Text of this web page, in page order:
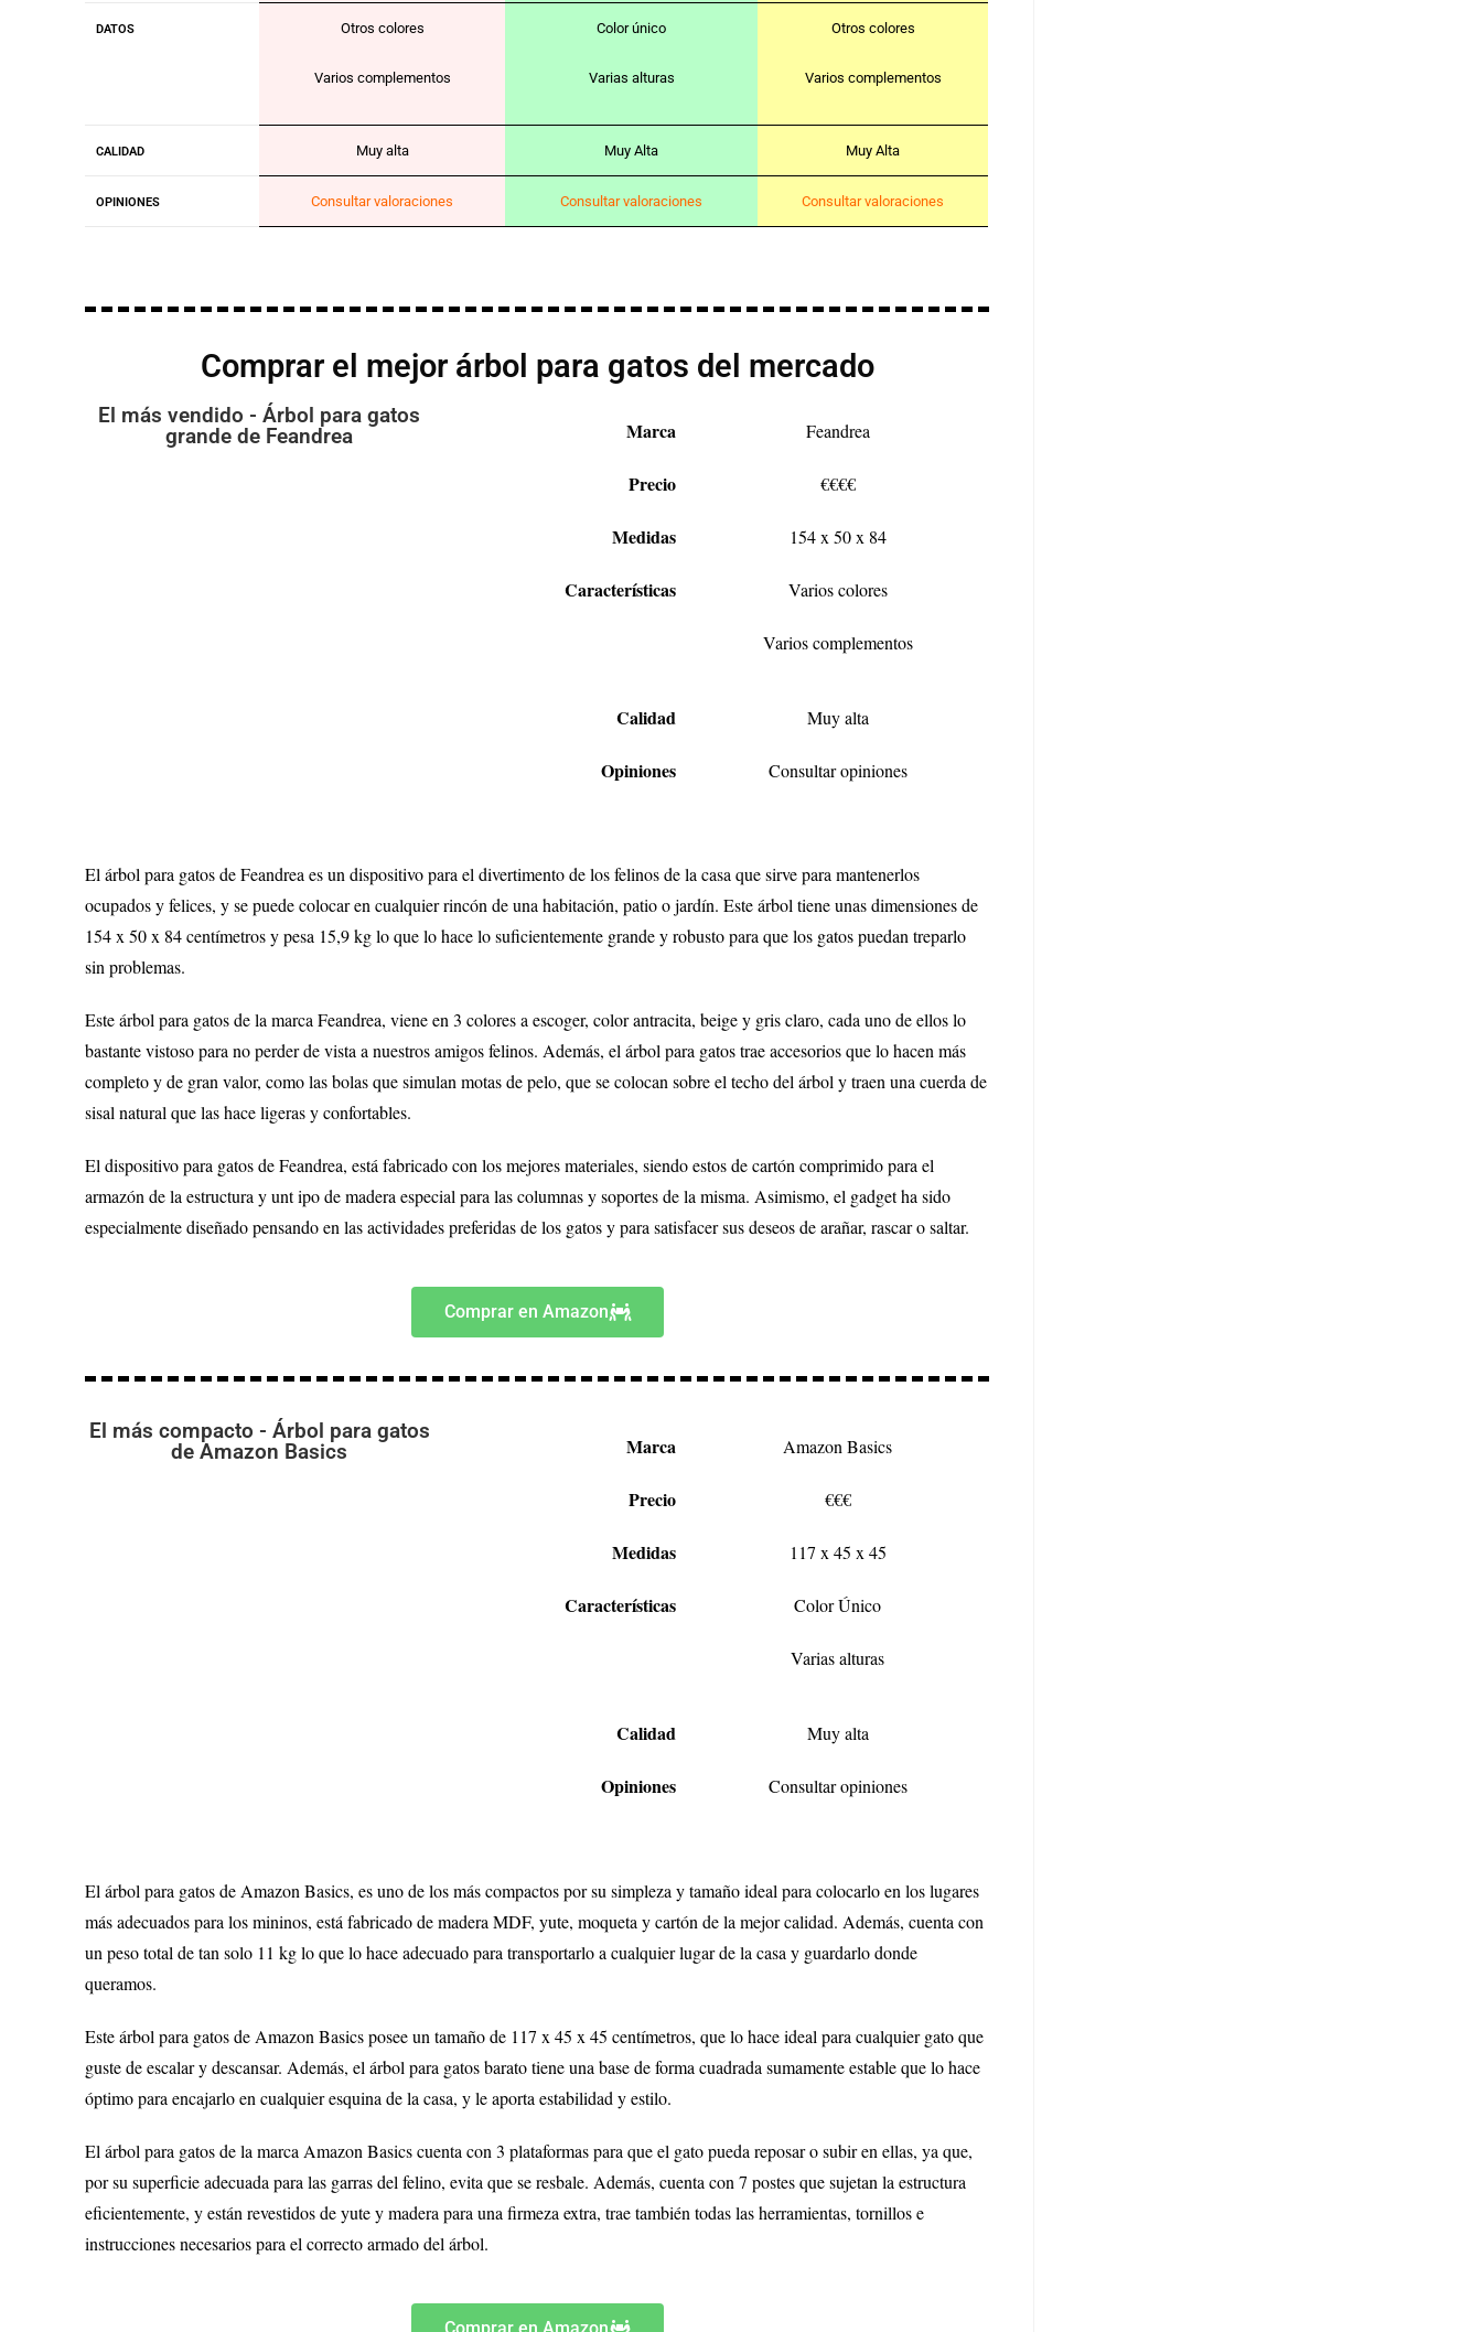
DATOS Otros colores
Varios complementos
Color único
Varias alturas
Otros colores
Varios complementos
CALIDAD Muy alta Muy Alta Muy Alta
OPINIONES Consultar valoraciones Consultar valoraciones Consultar valoraciones
Comprar el mejor árbol para gatos del mercado
El más vendido - Árbol para gatos
grande de Feandrea
Marca Feandrea
Precio €€€€
Medidas 154 x 50 x 84
Características Varios colores
Varios complementos
Calidad Muy alta
Opiniones Consultar opiniones
El árbol para gatos de Feandrea es un dispositivo para el divertimento de los felinos de la casa que sirve para mantenerlos
ocupados y felices, y se puede colocar en cualquier rincón de una habitación, patio o jardín. Este árbol tiene unas dimensiones de
154 x 50 x 84 centímetros y pesa 15,9 kg lo que lo hace lo suficientemente grande y robusto para que los gatos puedan treparlo
sin problemas.
Este árbol para gatos de la marca Feandrea, viene en 3 colores a escoger, color antracita, beige y gris claro, cada uno de ellos lo
bastante vistoso para no perder de vista a nuestros amigos felinos. Además, el árbol para gatos trae accesorios que lo hacen más
completo y de gran valor, como las bolas que simulan motas de pelo, que se colocan sobre el techo del árbol y traen una cuerda de
sisal natural que las hace ligeras y confortables.
El dispositivo para gatos de Feandrea, está fabricado con los mejores materiales, siendo estos de cartón comprimido para el
armazón de la estructura y unt ipo de madera especial para las columnas y soportes de la misma. Asimismo, el gadget ha sido
especialmente diseñado pensando en las actividades preferidas de los gatos y para satisfacer sus deseos de arañar, rascar o saltar.
Comprar en Amazon
El más compacto - Árbol para gatos
de Amazon Basics
Marca Amazon Basics
Precio €€€
Medidas 117 x 45 x 45
Características Color Único
Varias alturas
Calidad Muy alta
Opiniones Consultar opiniones
El árbol para gatos de Amazon Basics, es uno de los más compactos por su simpleza y tamaño ideal para colocarlo en los lugares
más adecuados para los mininos, está fabricado de madera MDF, yute, moqueta y cartón de la mejor calidad. Además, cuenta con
un peso total de tan solo 11 kg lo que lo hace adecuado para transportarlo a cualquier lugar de la casa y guardarlo donde
queramos.
Este árbol para gatos de Amazon Basics posee un tamaño de 117 x 45 x 45 centímetros, que lo hace ideal para cualquier gato que
guste de escalar y descansar. Además, el árbol para gatos barato tiene una base de forma cuadrada sumamente estable que lo hace
óptimo para encajarlo en cualquier esquina de la casa, y le aporta estabilidad y estilo.
El árbol para gatos de la marca Amazon Basics cuenta con 3 plataformas para que el gato pueda reposar o subir en ellas, ya que,
por su superficie adecuada para las garras del felino, evita que se resbale. Además, cuenta con 7 postes que sujetan la estructura
eficientemente, y están revestidos de yute y madera para una firmeza extra, trae también todas las herramientas, tornillos e
instrucciones necesarios para el correcto armado del árbol.